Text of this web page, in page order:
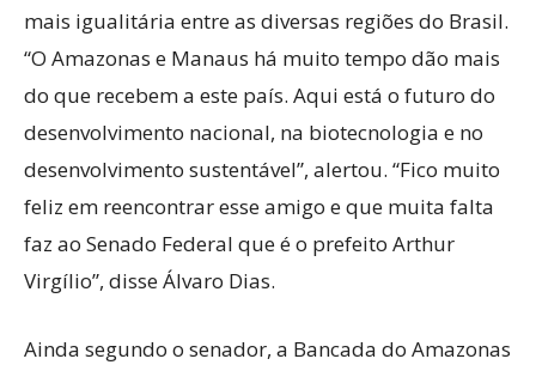
mais igualitária entre as diversas regiões do Brasil.
“O Amazonas e Manaus há muito tempo dão mais
do que recebem a este país. Aqui está o futuro do
desenvolvimento nacional, na biotecnologia e no
desenvolvimento sustentável”, alertou. “Fico muito
feliz em reencontrar esse amigo e que muita falta
faz ao Senado Federal que é o prefeito Arthur
Virgílio”, disse Álvaro Dias.
Ainda segundo o senador, a Bancada do Amazonas